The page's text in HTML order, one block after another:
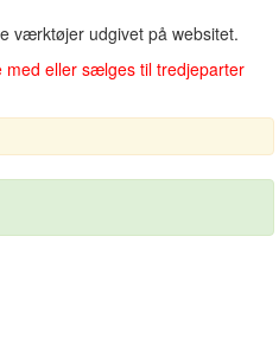
værktøjer udgivet på websitet.
med eller sælges til tredjeparter